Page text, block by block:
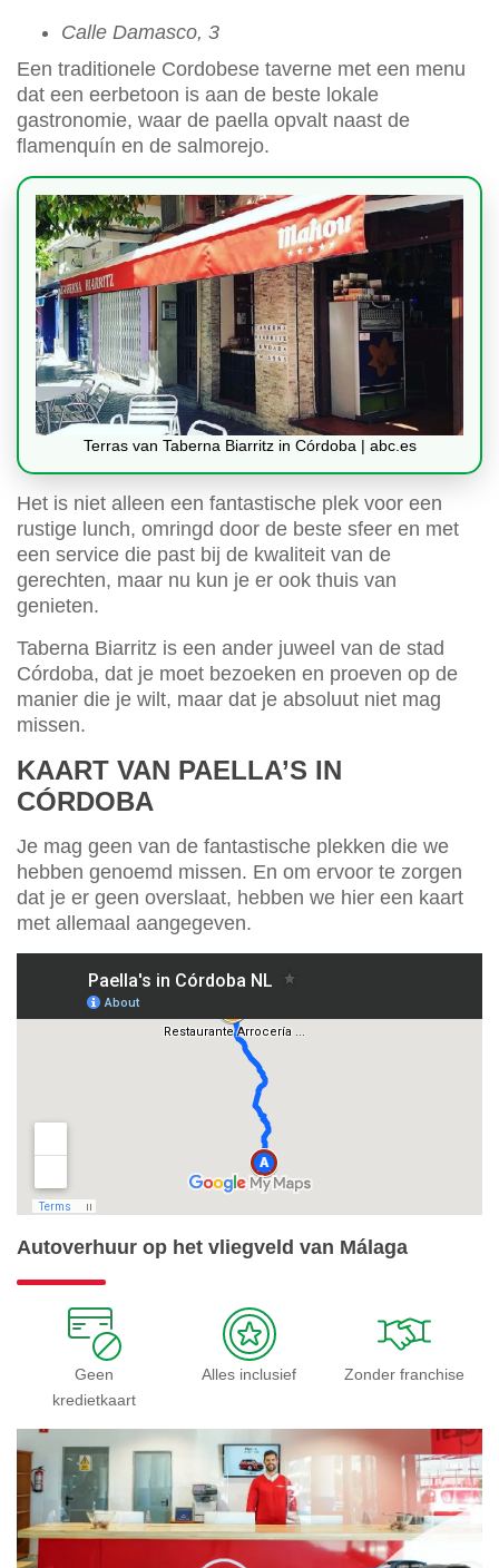
Calle Damasco, 3
Een traditionele Cordobese taverne met een menu
dat een eerbetoon is aan de beste lokale
gastronomie, waar de paella opvalt naast de
flamenquín en de salmorejo.
Terras van Taberna Biarritz in Córdoba | abc.es
Het is niet alleen een fantastische plek voor een
rustige lunch, omringd door de beste sfeer en met
een service die past bij de kwaliteit van de
gerechten, maar nu kun je er ook thuis van
genieten.
Taberna Biarritz is een ander juweel van de stad
Córdoba, dat je moet bezoeken en proeven op de
manier die je wilt, maar dat je absoluut niet mag
missen.
KAART VAN PAELLA’S IN
CÓRDOBA
Je mag geen van de fantastische plekken die we
hebben genoemd missen. En om ervoor te zorgen
dat je er geen overslaat, hebben we hier een kaart
met allemaal aangegeven.
Autoverhuur op het vliegveld van Málaga
Geen
kredietkaart
Alles inclusief Zonder franchise